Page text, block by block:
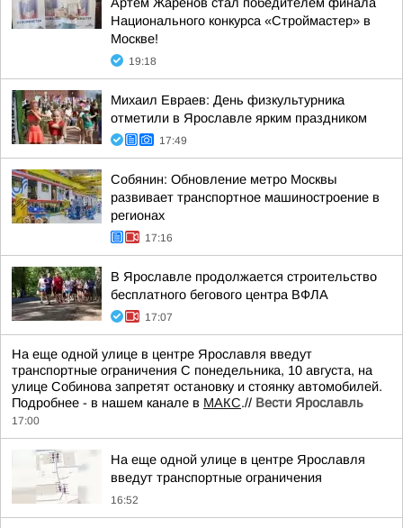
Национального конкурса «Строймастер» в
Москве!
19:18
Михаил Евраев: День физкультурника
отметили в Ярославле ярким праздником
17:49
Собянин: Обновление метро Москвы
развивает транспортное машиностроение в
регионах
17:16
В Ярославле продолжается строительство
бесплатного бегового центра ВФЛА
17:07
На еще одной улице в центре Ярославля введут
транспортные ограничения С понедельника, 10 августа, на
улице Собинова запретят остановку и стоянку автомобилей.
Подробнее - в нашем канале в МАКС.// Вести Ярославль
17:00
На еще одной улице в центре Ярославля
введут транспортные ограничения
16:52